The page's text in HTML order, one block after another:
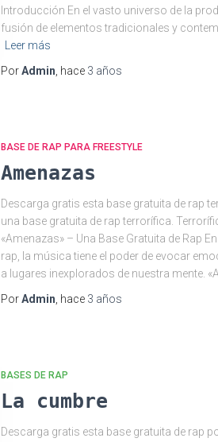
Introducción En el vasto universo de la
fusión de elementos tradicionales y
Leer más
PorAdmin , hace 3 años
BASE DE RAP PARA FREESTYLE
Amenazas
Descarga gratis esta base gratuita de rap
una base gratuita de rap terrorífica.
«Amenazas» – Una Base Gratuita de Rap
rap, la música tiene el poder de evocar
a lugares inexplorados de nuestra mente.
PorAdmin , hace 3 años
BASES DE RAP
La cumbre
Descarga gratis esta base gratuita de rap